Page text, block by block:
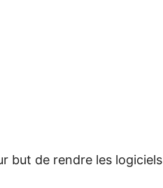
but de rendre les logiciels